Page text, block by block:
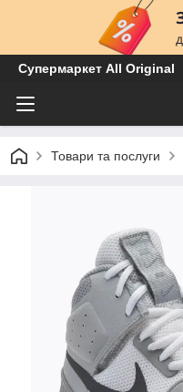
Супермаркет All Original
Товари та послуги